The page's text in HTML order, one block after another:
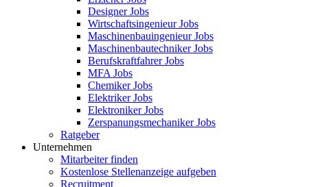
Designer Jobs
Wirtschaftsingenieur Jobs
Maschinenbauingenieur Jobs
Maschinenbautechniker Jobs
Berufskraftfahrer Jobs
MFA Jobs
Chemiker Jobs
Elektriker Jobs
Elektroniker Jobs
Zerspanungsmechaniker Jobs
Ratgeber
Unternehmen
Mitarbeiter finden
Kostenlose Stellenanzeige aufgeben
Recruitment